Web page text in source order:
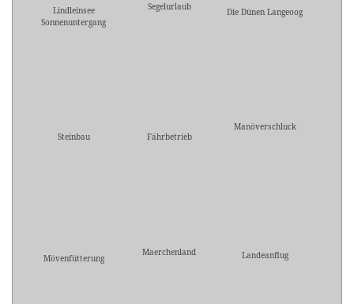
Lindleinsee
Sonnenuntergang
Segelurlaub Die Dünen Langeoog
Steinbau Fährbetrieb
Manöverschluck
Mövenfütterung
Maerchenland Landeanflug